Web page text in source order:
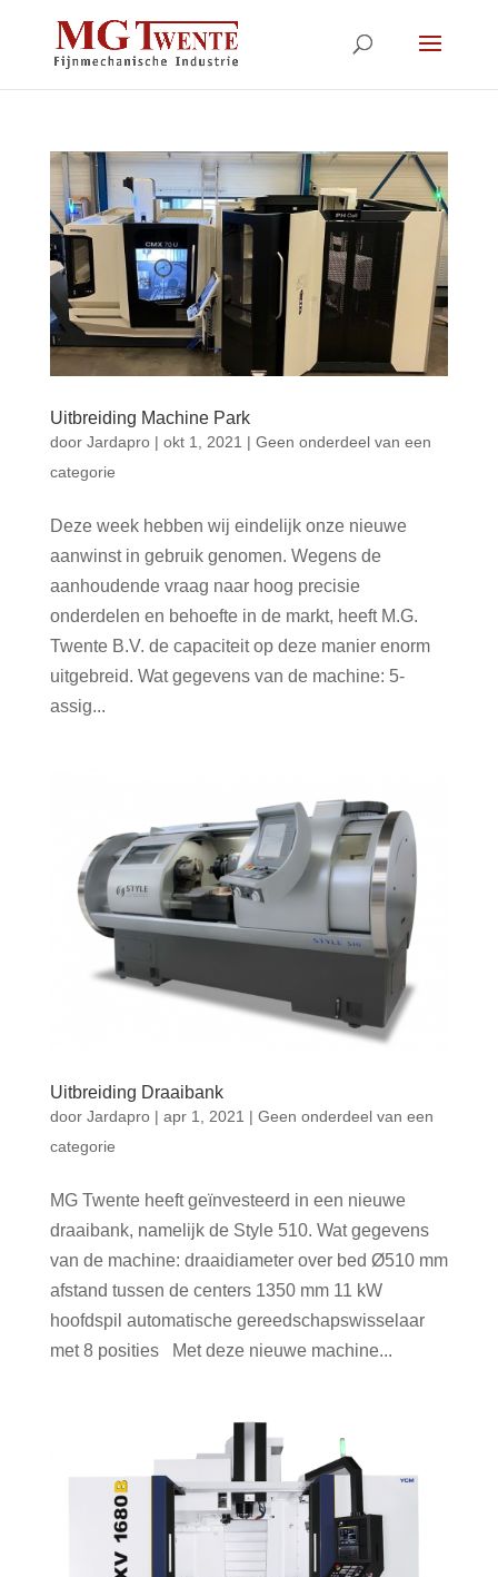
Uitbreiding Machine Park
door Jardapro| okt 1, 2021 | Geen onderdeel van een
categorie
Deze week hebben wij eindelijk onze nieuwe
aanwinst in gebruik genomen. Wegens de
aanhoudende vraag naar hoog precisie
onderdelen en behoefte in de markt, heeft M.G.
Twente B.V. de capaciteit op deze manier enorm
uitgebreid. Wat gegevens van de machine: 5-
assig...
Uitbreiding Draaibank
door Jardapro| apr 1, 2021 | Geen onderdeel van een
categorie
MG Twente heeft geïnvesteerd in een nieuwe
draaibank, namelijk de Style 510. Wat gegevens
van de machine: draaidiameter over bed Ø510 mm
afstand tussen de centers 1350 mm 11 kW
hoofdspil automatische gereedschapswisselaar
met 8 posities Met deze nieuwe machine...